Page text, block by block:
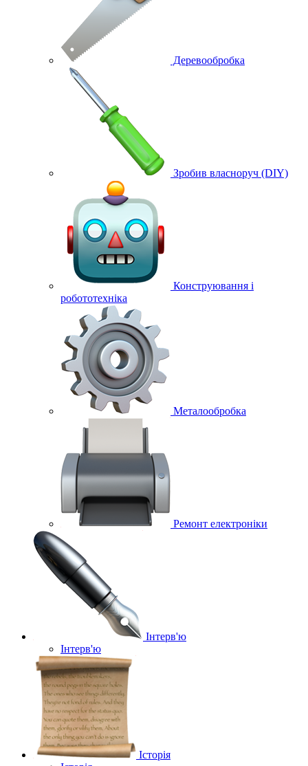
Деревообробка
Зробив власноруч (DIY)
Конструювання і
робототехніка
Металообробка
Ремонт електроніки
Інтерв'ю
Інтерв'ю
Історія